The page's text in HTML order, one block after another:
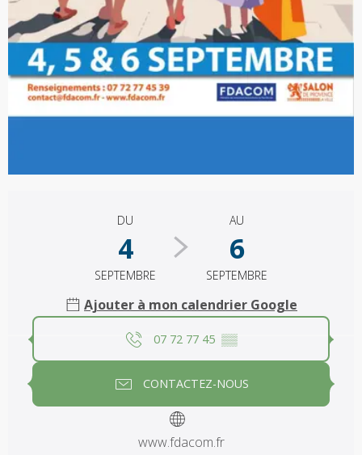
DU
4
SEPTEMBRE
AU
6
SEPTEMBRE
Ajouter à mon calendrier Google
07 72 77 45 ▒▒
CONTACTEZ-NOUS
www.fdacom.fr